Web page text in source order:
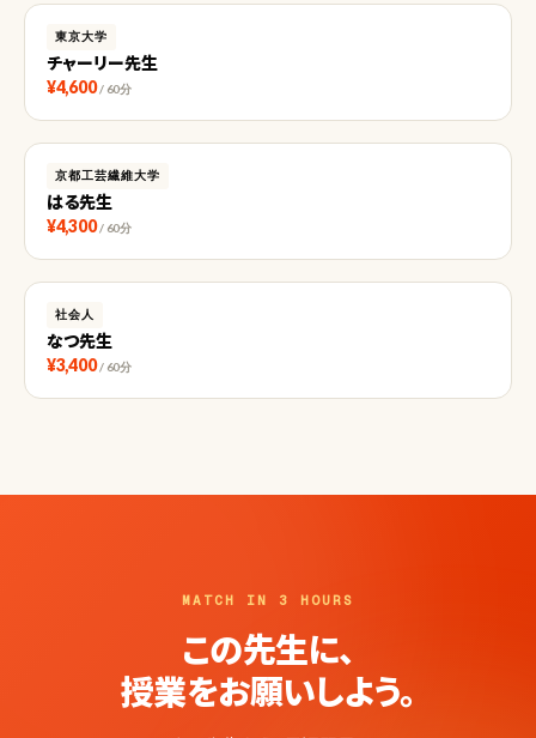
東京大学
チャーリー先生
¥4,600 / 60分
京都工芸繊維大学
はる先生
¥4,300 / 60分
社会人
なつ先生
¥3,400 / 60分
MATCH IN 3 HOURS
この先生に、
授業をお願いしよう。